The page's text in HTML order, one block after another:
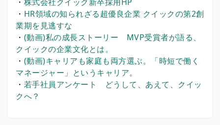
・ HR領域の知られざる超優良企業 クイックの第2創
業期を見逃すな
・ (動画)私の成長ストーリー MVP受賞者が語る、
クイックの企業文化とは。
・ (動画)キャリアも家庭も両方選ぶ。「時短で働く
マネージャー」というキャリア。
・ 若手社員アンケート どうして、あえて、クイッ
クへ？